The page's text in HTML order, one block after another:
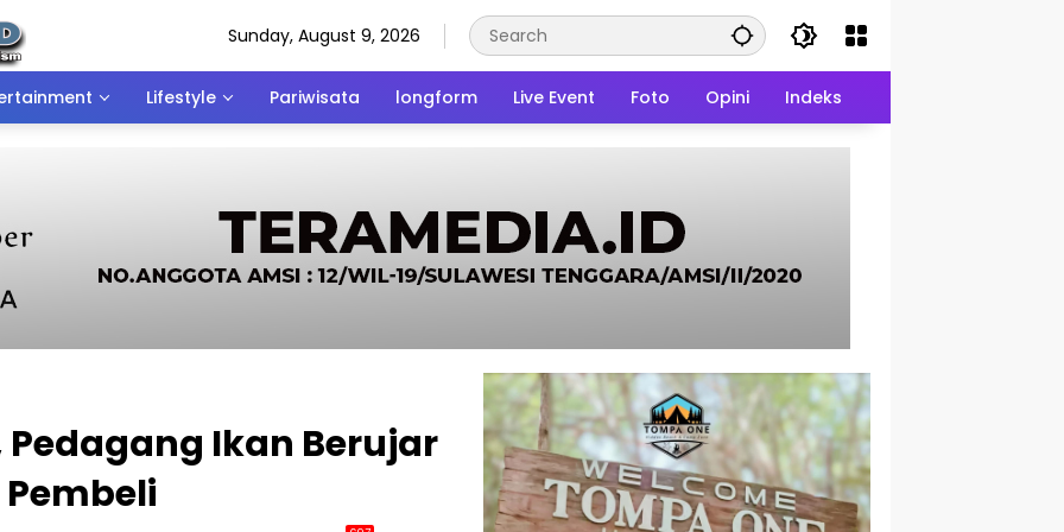
Sunday, August 9, 2026
Lifestyle Pariwisata longform Live Event Foto Opini Indeks
Ikan Berujar